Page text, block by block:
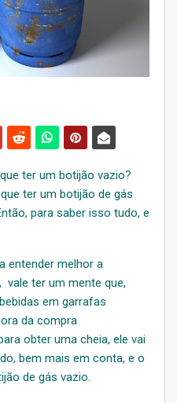
ter um botijão vazio?
ter um botijão de gás
para saber isso tudo, e
entender melhor a
vale ter um mente que,
em garrafas
da compra
obter uma cheia, ele vai
bem mais em conta, e o
de gás vazio.